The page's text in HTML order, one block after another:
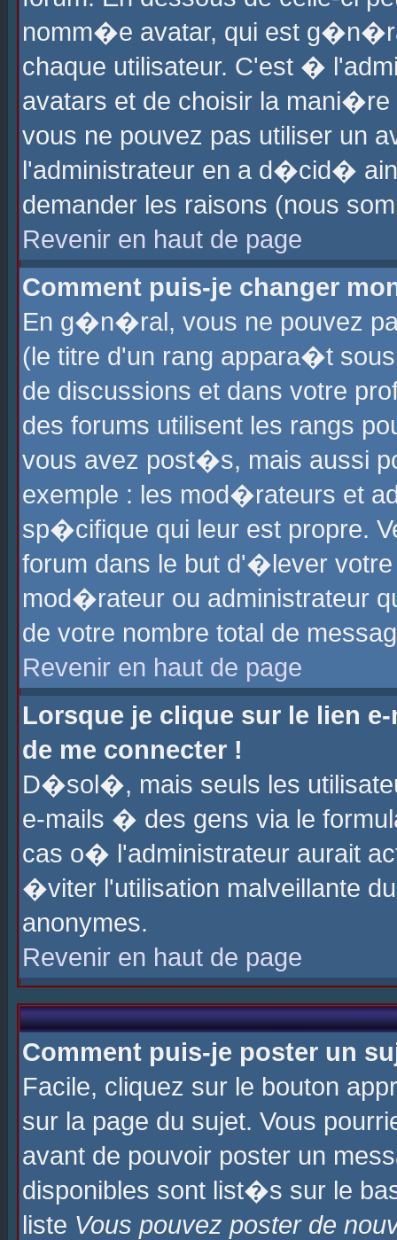
nomm�e avatar, qui est
chaque utilisateur. C'est �
avatars et de choisir la
vous ne pouvez pas utiliser un
l'administrateur en a d�cid�
demander les raisons (nous
Revenir en haut de page
Comment puis-je changer
En g�n�ral, vous ne pouvez
(le titre d'un rang appara�t
de discussions et dans votre
des forums utilisent les rangs
vous avez post�s, mais aussi
exemple : les mod�rateurs et
sp�cifique qui leur est propre.
forum dans le but d'�lever
mod�rateur ou administrateur
de votre nombre total de
Revenir en haut de page
Lorsque je clique sur le lien
de me connecter !
D�sol�, mais seuls les
e-mails � des gens via le
cas o� l'administrateur aurait
�viter l'utilisation malveillante
anonymes.
Revenir en haut de page
Comment puis-je poster un
Facile, cliquez sur le bouton
sur la page du sujet. Vous
avant de pouvoir poster un
disponibles sont list�s sur le
liste Vous pouvez poster de